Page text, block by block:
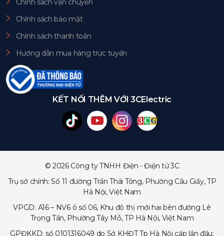
Chính sách vận chuyển
Chính sách bảo mật
Chính sách thanh toán
Hướng dẫn mua hàng trực tuyến
KẾT NỐI THÊM VỚI 3CElectric
© 2026 Công ty TNHH Điện - Điện tử 3C
Trụ sở chính: Số 11 đường Trần Thái Tông, Phường Cầu Giấy, TP
Hà Nội, Việt Nam
VPGD: A16 – NV6 ô số 06, Khu đô thị mới hai bên đường Lê
Trọng Tấn, Phường Tây Mỗ, TP Hà Nội, Việt Nam
GPĐKKD: số 0101316049 do Sở KHĐT Tp Hà Nội cấp lần đầu: